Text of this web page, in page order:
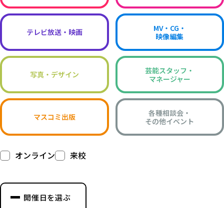
テレビ放送・映画
MV・CG・
映像編集
写真・デザイン
芸能スタッフ・
マネージャー
マスコミ出版
各種相談会・
その他イベント
オンライン 来校
開催日を選ぶ